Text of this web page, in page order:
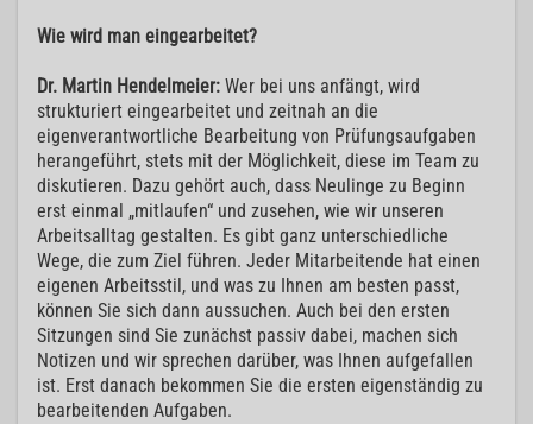
Wie wird man eingearbeitet?
Dr. Martin Hendelmeier: Wer bei uns anfängt, wird
strukturiert eingearbeitet und zeitnah an die
eigenverantwortliche Bearbeitung von Prüfungsaufgaben
herangeführt, stets mit der Möglichkeit, diese im Team zu
diskutieren. Dazu gehört auch, dass Neulinge zu Beginn
erst einmal „mitlaufen“ und zusehen, wie wir unseren
Arbeitsalltag gestalten. Es gibt ganz unterschiedliche
Wege, die zum Ziel führen. Jeder Mitarbeitende hat einen
eigenen Arbeitsstil, und was zu Ihnen am besten passt,
können Sie sich dann aussuchen. Auch bei den ersten
Sitzungen sind Sie zunächst passiv dabei, machen sich
Notizen und wir sprechen darüber, was Ihnen aufgefallen
ist. Erst danach bekommen Sie die ersten eigenständig zu
bearbeitenden Aufgaben.